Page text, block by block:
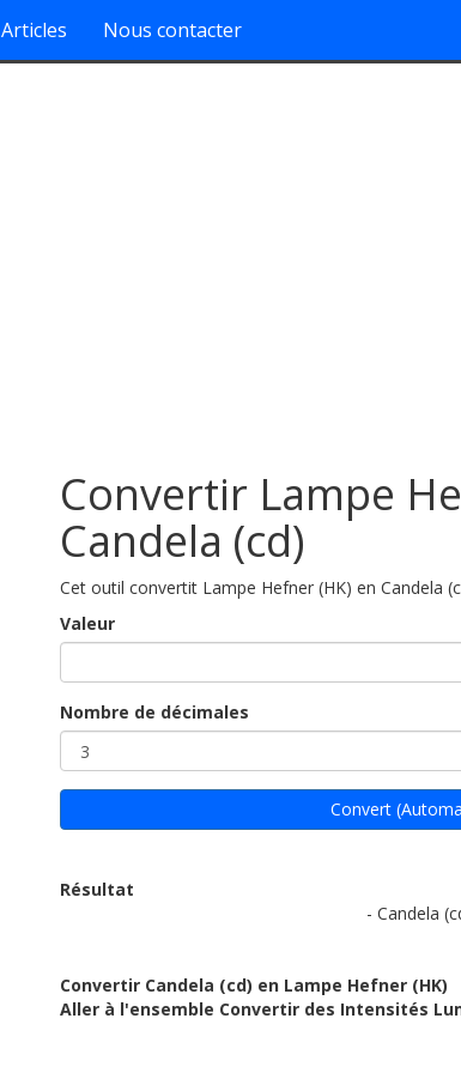
Articles Nous contacter
Convertir Lampe
Candela (cd)
Cet outil convertit Lampe Hefner (HK) en Candela
Valeur
Nombre de décimales
Convert
Résultat
- Candela
Convertir Candela (cd) en Lampe Hefner (HK)
Aller à l'ensemble Convertir des Intensités